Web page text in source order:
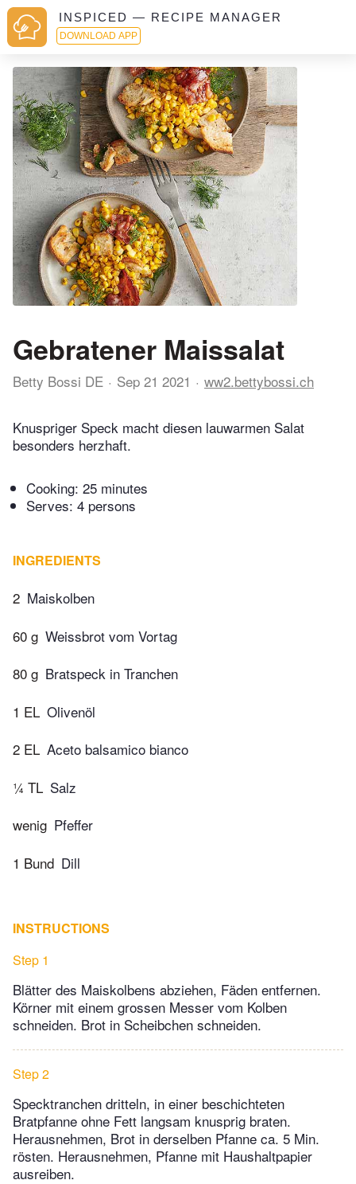
INSPICED — RECIPE MANAGER
DOWNLOAD APP
Gebratener Maissalat
Betty Bossi DE Sep 21 2021 ww2.bettybossi.ch
Knuspriger Speck macht diesen lauwarmen Salat
besonders herzhaft.
Cooking: 25 minutes
Serves: 4 persons
INGREDIENTS
2 Maiskolben
60 g Weissbrot vom Vortag
80 g Bratspeck in Tranchen
1 EL Olivenöl
2 EL Aceto balsamico bianco
¼ TL Salz
wenig Pfeffer
1 Bund Dill
INSTRUCTIONS
Step 1
Blätter des Maiskolbens abziehen, Fäden entfernen.
Körner mit einem grossen Messer vom Kolben
schneiden. Brot in Scheibchen schneiden.
Step 2
Specktranchen dritteln, in einer beschichteten
Bratpfanne ohne Fett langsam knusprig braten.
Herausnehmen, Brot in derselben Pfanne ca. 5 Min.
rösten. Herausnehmen, Pfanne mit Haushaltpapier
ausreiben.